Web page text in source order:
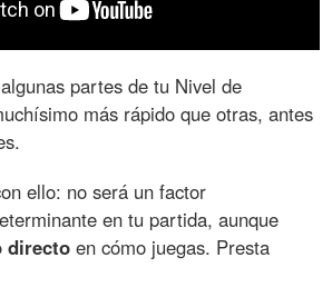
partes de tu Nivel de
más rápido que otras, antes
ello: no será un factor
en tu partida, aunque
directo en cómo juegas. Presta